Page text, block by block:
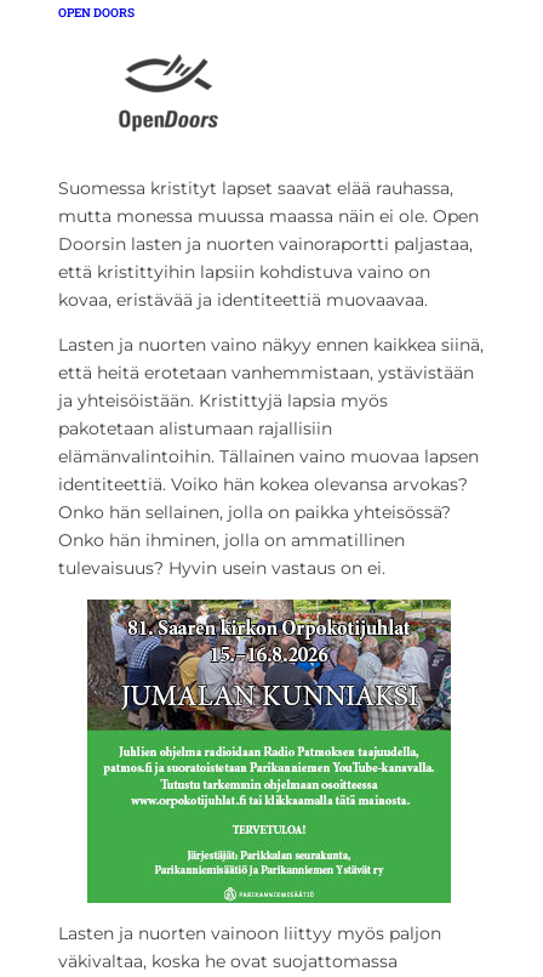
OPEN DOORS
Suomessa kristityt lapset saavat elää rauhassa,
mutta monessa muussa maassa näin ei ole. Open
Doorsin lasten ja nuorten vainoraportti paljastaa,
että kristittyihin lapsiin kohdistuva vaino on
kovaa, eristävää ja identiteettiä muovaavaa.
Lasten ja nuorten vaino näkyy ennen kaikkea siinä,
että heitä erotetaan vanhemmistaan, ystävistään
ja yhteisöistään. Kristittyjä lapsia myös
pakotetaan alistumaan rajallisiin
elämänvalintoihin. Tällainen vaino muovaa lapsen
identiteettiä. Voiko hän kokea olevansa arvokas?
Onko hän sellainen, jolla on paikka yhteisössä?
Onko hän ihminen, jolla on ammatillinen
tulevaisuus? Hyvin usein vastaus on ei.
Lasten ja nuorten vainoon liittyy myös paljon
väkivaltaa, koska he ovat suojattomassa